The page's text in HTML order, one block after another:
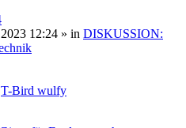
12:24 » in DISKUSSION:
T-Bird wulfy